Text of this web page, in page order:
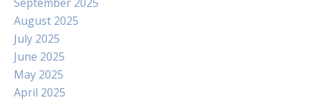
August 2025
July 2025
June 2025
May 2025
April 2025